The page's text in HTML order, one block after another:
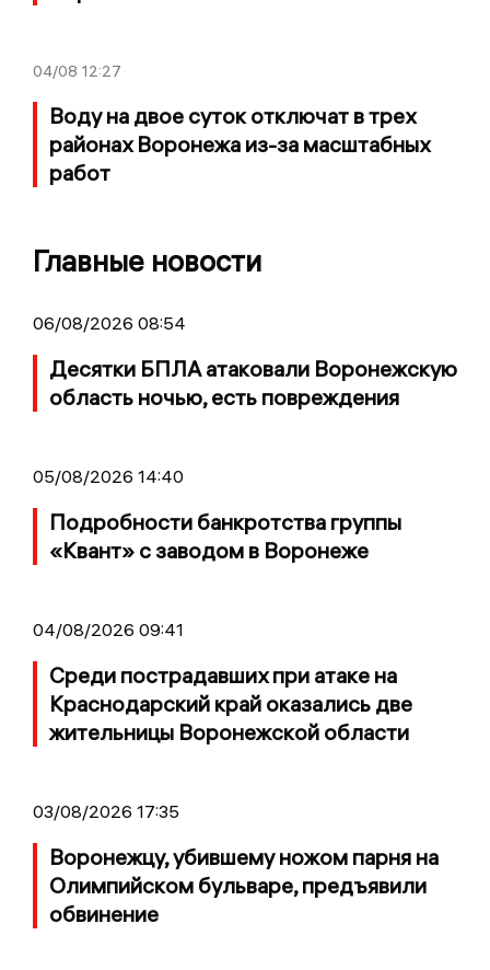
04/08 12:27
Воду на двое суток отключат в трех
районах Воронежа из-за масштабных
работ
Главные новости
06/08/2026 08:54
Десятки БПЛА атаковали Воронежскую
область ночью, есть повреждения
05/08/2026 14:40
Подробности банкротства группы
«Квант» с заводом в Воронеже
04/08/2026 09:41
Среди пострадавших при атаке на
Краснодарский край оказались две
жительницы Воронежской области
03/08/2026 17:35
Воронежцу, убившему ножом парня на
Олимпийском бульваре, предъявили
обвинение